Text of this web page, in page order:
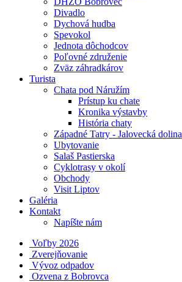
Divadlo
Dychová hudba
Spevokol
Jednota dôchodcov
Poľovné združenie
Zväz záhradkárov
Turista
Chata pod Náružím
Prístup ku chate
Kronika výstavby
História chaty
Západné Tatry - Jalovecká dolina
Ubytovanie
Salaš Pastierska
Cyklotrasy v okolí
Obchody
Visit Liptov
Galéria
Kontakt
Napíšte nám
Voľby 2026
Zverejňovanie
Vývoz odpadov
Ozvena z Bobrovca